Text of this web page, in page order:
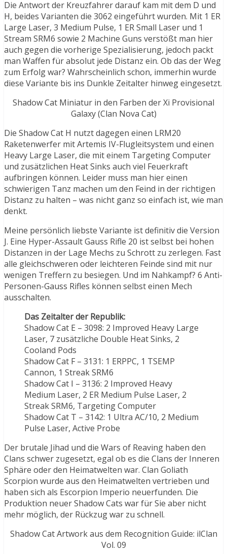
Die Antwort der Kreuzfahrer darauf kam mit dem D und
H, beides Varianten die 3062 eingeführt wurden. Mit 1 ER
Large Laser, 3 Medium Pulse, 1 ER Small Laser und 1
Stream SRM6 sowie 2 Machine Guns verstößt man hier
auch gegen die vorherige Spezialisierung, jedoch packt
man Waffen für absolut jede Distanz ein. Ob das der Weg
zum Erfolg war? Wahrscheinlich schon, immerhin wurde
diese Variante bis ins Dunkle Zeitalter hinweg eingesetzt.
Shadow Cat Miniatur in den Farben der Xi Provisional
Galaxy (Clan Nova Cat)
Die Shadow Cat H nutzt dagegen einen LRM20
Raketenwerfer mit Artemis IV-Flugleitsystem und einen
Heavy Large Laser, die mit einem Targeting Computer
und zusätzlichen Heat Sinks auch viel Feuerkraft
aufbringen können. Leider muss man hier einen
schwierigen Tanz machen um den Feind in der richtigen
Distanz zu halten – was nicht ganz so einfach ist, wie man
denkt.
Meine persönlich liebste Variante ist definitiv die Version
J. Eine Hyper-Assault Gauss Rifle 20 ist selbst bei hohen
Distanzen in der Lage Mechs zu Schrott zu zerlegen. Fast
alle gleichschweren oder leichteren Feinde sind mit nur
wenigen Treffern zu besiegen. Und im Nahkampf? 6 Anti-
Personen-Gauss Rifles können selbst einen Mech
ausschalten.
Das Zeitalter der Republik:
Shadow Cat E – 3098: 2 Improved Heavy Large
Laser, 7 zusätzliche Double Heat Sinks, 2
Cooland Pods
Shadow Cat F – 3131: 1 ERPPC, 1 TSEMP
Cannon, 1 Streak SRM6
Shadow Cat I – 3136: 2 Improved Heavy
Medium Laser, 2 ER Medium Pulse Laser, 2
Streak SRM6, Targeting Computer
Shadow Cat T – 3142: 1 Ultra AC/10, 2 Medium
Pulse Laser, Active Probe
Der brutale Jihad und die Wars of Reaving haben den
Clans schwer zugesetzt, egal ob es die Clans der Inneren
Sphäre oder den Heimatwelten war. Clan Goliath
Scorpion wurde aus den Heimatwelten vertrieben und
haben sich als Escorpion Imperio neuerfunden. Die
Produktion neuer Shadow Cats war für Sie aber nicht
mehr möglich, der Rückzug war zu schnell.
Shadow Cat Artwork aus dem Recognition Guide: ilClan
Vol. 09